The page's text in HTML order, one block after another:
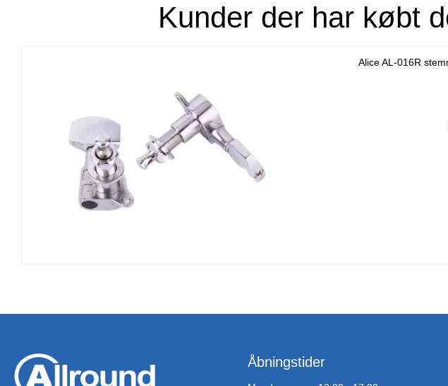
Kunder der har købt
Alice AL-016R
Åbningstider